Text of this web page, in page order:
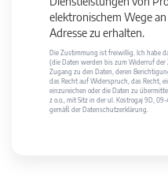
elektronischem Wege
Adresse zu erhalten.
Die Zustimmung ist freiwillig. Ich habe
(die Daten werden bis zum Widerruf
Zugang zu den Daten, deren
das Recht auf Widerspruch, das Recht,
einzureichen oder die Daten zu
z o.o., mit Sitz in der ul. Kostrogaj 9D,
gemäß der Datenschutzerklärung.